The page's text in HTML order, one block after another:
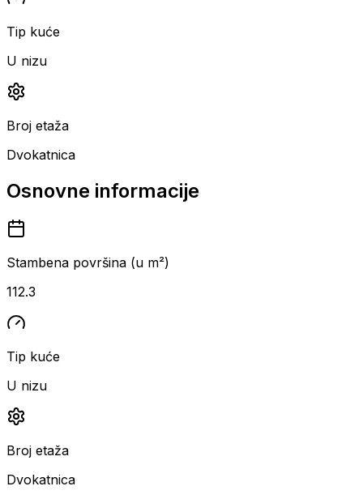
Tip kuće
U nizu
Broj etaža
Dvokatnica
Osnovne informacije
Stambena površina (u m²)
112.3
Tip kuće
U nizu
Broj etaža
Dvokatnica